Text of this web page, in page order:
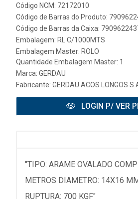
Código NCM: 72172010
Código de Barras do Produto:
Código de Barras da Caixa:
Embalagem: RL C/1000MTS
Embalagem Master: ROLO
Quantidade Embalagem Master: 1
Marca: GERDAU
Fabricante: GERDAU ACOS LONGOS
LOGIN P/ VER
"TIPO: ARAME OVALADO
METROS DIAMETRO: 14X16
RUPTURA: 700 KGF"